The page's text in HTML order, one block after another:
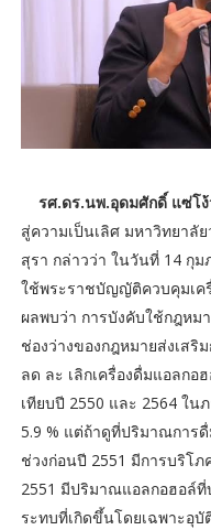
รศ.ดร.นพ.อุดมศักดิ์ แซ่โ
สู่ความเป็นเลิศ มหาวิทยา
สุรา กล่าวว่า ในวันที่ 14 กุ
ใช้พระราชบัญญัติควบคุมเค
ผลพบว่า การบังคับใช้กฎหม
ช่องว่างของกฎหมายส่งเส
ลด ละ เลิกเครื่องดื่มแอลกอ
เทียบปี 2550 และ 2564 ใน
5.9 % แต่ถ้าดูที่ปริมาณการ
ช่วงก่อนปี 2551 มีการบริโ
2551 มีปริมาณแอลกอฮอล์
ระทบที่เกิดขึ้นโดยเฉพาะอุ